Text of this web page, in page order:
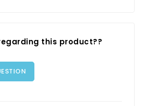
this product??